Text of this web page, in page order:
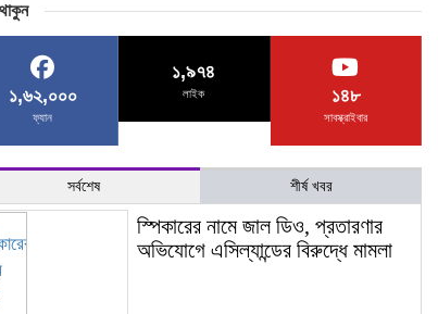
১,৬২,০০০
ফ্যান
১,৯৭৪
লাইক ১৪৮
সাবস্ক্রাইবার
সর্বশেষ শীর্ষ খবর
স্পিকারের নামে জাল ডিও, প্রতারণার
অভিযোগে এসিল্যান্ডের বিরুদ্ধে মামলা